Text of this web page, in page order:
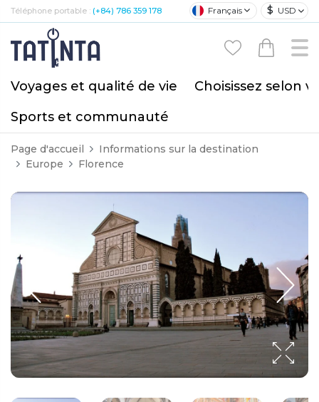
Téléphone portable : (+84) 786 359 178 Français $ USD
Voyages et qualité de vie
Choisissez selon
Sports et communauté
Page d'accueil
Informations sur la destination
Europe
Florence